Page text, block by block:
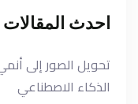
احدث المقالات
الذكاء الاصطناعي